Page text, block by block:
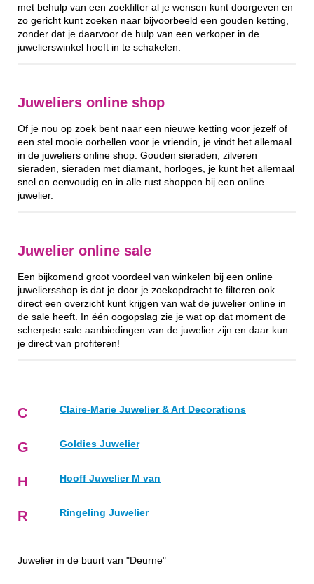
met behulp van een zoekfilter al je wensen kunt doorgeven en
zo gericht kunt zoeken naar bijvoorbeeld een gouden ketting,
zonder dat je daarvoor de hulp van een verkoper in de
juwelierswinkel hoeft in te schakelen.
Juweliers online shop
Of je nou op zoek bent naar een nieuwe ketting voor jezelf of
een stel mooie oorbellen voor je vriendin, je vindt het allemaal
in de juweliers online shop. Gouden sieraden, zilveren
sieraden, sieraden met diamant, horloges, je kunt het allemaal
snel en eenvoudig en in alle rust shoppen bij een online
juwelier.
Juwelier online sale
Een bijkomend groot voordeel van winkelen bij een online
juweliersshop is dat je door je zoekopdracht te filteren ook
direct een overzicht kunt krijgen van wat de juwelier online in
de sale heeft. In één oogopslag zie je wat op dat moment de
scherpste sale aanbiedingen van de juwelier zijn en daar kun
je direct van profiteren!
C Claire-Marie Juwelier & Art Decorations
G Goldies Juwelier
H Hooff Juwelier M van
R Ringeling Juwelier
Juwelier in de buurt van "Deurne"